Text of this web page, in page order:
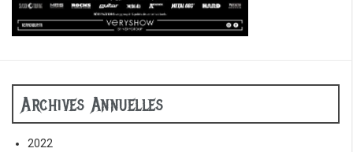
Archives Annuelles
2022